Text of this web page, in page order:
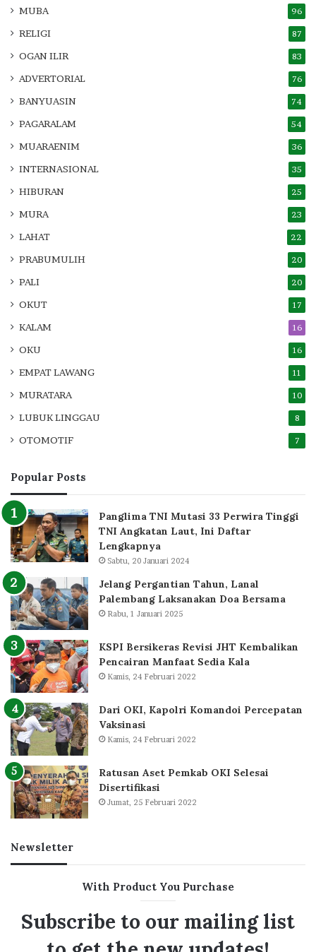
MUBA 96
RELIGI 87
OGAN ILIR 83
ADVERTORIAL 76
BANYUASIN 74
PAGARALAM 54
MUARAENIM 36
INTERNASIONAL 35
HIBURAN 25
MURA 23
LAHAT 22
PRABUMULIH 20
PALI 20
OKUT 17
KALAM 16
OKU 16
EMPAT LAWANG 11
MURATARA 10
LUBUK LINGGAU 8
OTOMOTIF 7
Popular Posts
Panglima TNI Mutasi 33 Perwira Tinggi
TNI Angkatan Laut, Ini Daftar
Lengkapnya
Sabtu, 20 Januari 2024
Jelang Pergantian Tahun, Lanal
Palembang Laksanakan Doa Bersama
Rabu, 1 Januari 2025
KSPI Bersikeras Revisi JHT Kembalikan
Pencairan Manfaat Sedia Kala
Kamis, 24 Februari 2022
Dari OKI, Kapolri Komandoi Percepatan
Vaksinasi
Kamis, 24 Februari 2022
Ratusan Aset Pemkab OKI Selesai
Disertifikasi
Jumat, 25 Februari 2022
Newsletter
With Product You Purchase
Subscribe to our mailing list